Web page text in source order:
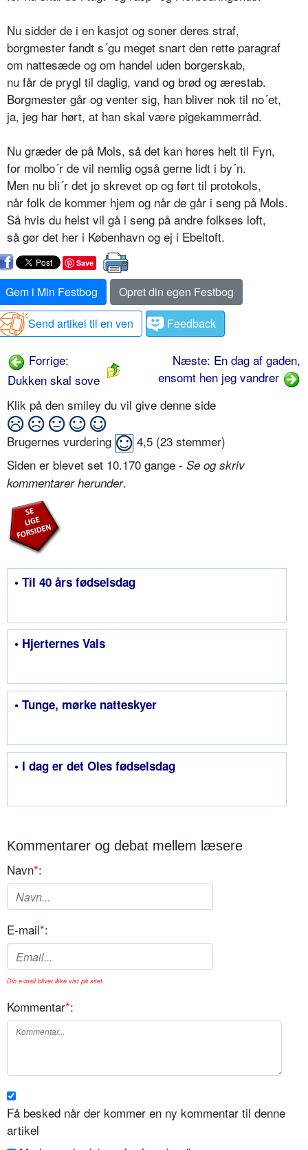
Nu sidder de i en kasjot og soner deres straf,
borgmester fandt s´gu meget snart den rette paragraf
om nattesæde og om handel uden borgerskab,
nu får de prygl til daglig, vand og brød og ærestab.
Borgmester går og venter sig, han bliver nok til no´et,
ja, jeg har hørt, at han skal være pigekammerråd.
Nu græder de på Mols, så det kan høres helt til Fyn,
for molbo´r de vil nemlig også gerne lidt i by´n.
Men nu bli´r det jo skrevet op og ført til protokols,
når folk de kommer hjem og når de går i seng på Mols.
Så hvis du helst vil gå i seng på andre folkses loft,
så gør det her i København og ej i Ebeltoft.
Save
Gem i Min Festbog
Opret din egen Festbog
Send artikel til en ven
Feedback
Forrige:
Dukken skal sove
Næste: En dag af gaden,
ensomt hen jeg vandrer
Klik på den smiley du vil give denne side
Brugernes vurdering 4,5 (23 stemmer)
Siden er blevet set 10.170 gange - Se og skriv
kommentarer herunder.
• Til 40 års fødselsdag
• Hjerternes Vals
• Tunge, mørke natteskyer
• I dag er det Oles fødselsdag
Kommentarer og debat mellem læsere
Navn*:
E-mail*:
Din e-mail bliver ikke vist på sitet.
Kommentar*:
Få besked når der kommer en ny kommentar til denne
artikel